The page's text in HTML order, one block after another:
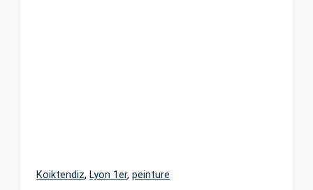
Koiktendiz,Lyon 1er,peinture